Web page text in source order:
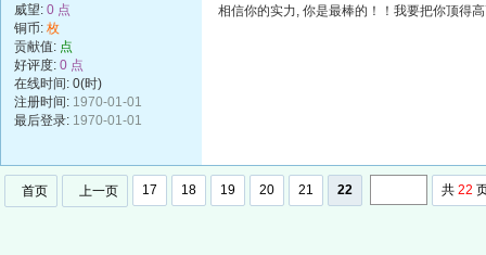
威望: 0 点
铜币: 枚
贡献值: 点
好评度: 0 点
在线时间: 0(时)
注册时间: 1970-01-01
最后登录: 1970-01-01
相信你的实力, 你是最棒的！！我要把你顶得
首页 上一页 17 18 19 20 21 22 共 22